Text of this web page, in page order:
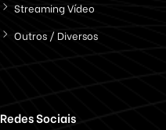
Streaming Vídeo
Outros / Diversos
Redes Sociais